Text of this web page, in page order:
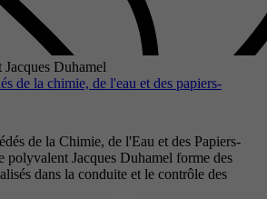
Duhamel
de la chimie, de l'eau et des papiers-
de la Chimie, de l'Eau et des Papiers-
polyvalent Jacques Duhamel forme des
dans la conduite et le contrôle des